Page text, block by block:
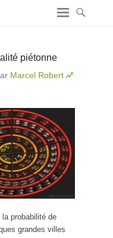
piétonne
Marcel Robert
la probabilité de
grandes villes